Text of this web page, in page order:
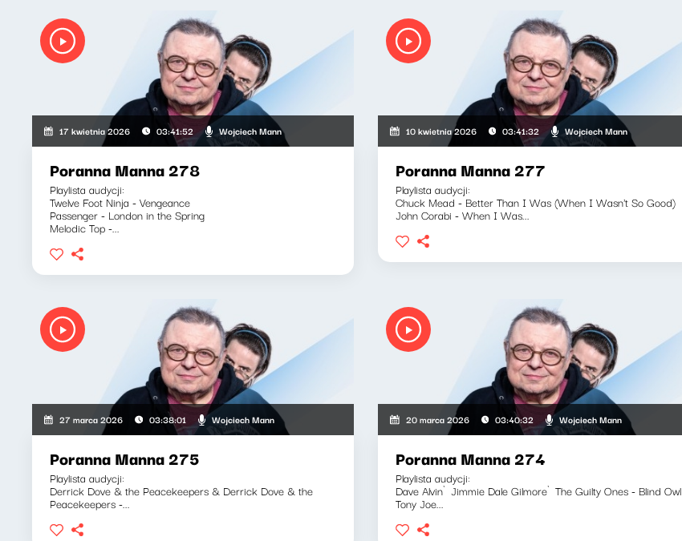
17 kwietnia 2026 03:41:52 Wojciech Mann
Poranna Manna 278
Playlista audycji:
Twelve Foot Ninja - Vengeance
Passenger - London in the Spring
Melodic Top -...
10 kwietnia 2026 03:41:32 Wojciech Mann
Poranna Manna 277
Playlista audycji:
Chuck Mead - Better Than I Was (When I Wasn't So Good)
John Corabi - When I Was...
27 marca 2026 03:38:01 Wojciech Mann
Poranna Manna 275
Playlista audycji:
Derrick Dove & the Peacekeepers & Derrick Dove & the
Peacekeepers -...
20 marca 2026 03:40:32 Wojciech Mann
Poranna Manna 274
Playlista audycji:
Dave Alvin`Jimmie Dale Gilmore`The Guilty Ones - Blind Owl
Tony Joe...